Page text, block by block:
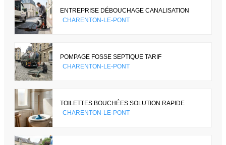
ENTREPRISE DÉBOUCHAGE CANALISATION
CHARENTON-LE-PONT
POMPAGE FOSSE SEPTIQUE TARIF
CHARENTON-LE-PONT
TOILETTES BOUCHÉES SOLUTION RAPIDE
CHARENTON-LE-PONT